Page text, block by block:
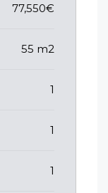
77,550€
55 m2
1
1
1